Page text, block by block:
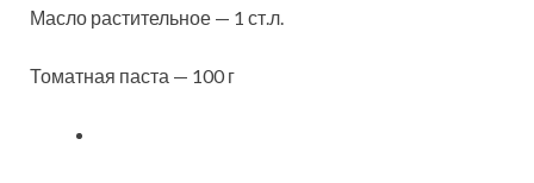
Масло растительное — 1 ст.л.
Томатная паста — 100 г